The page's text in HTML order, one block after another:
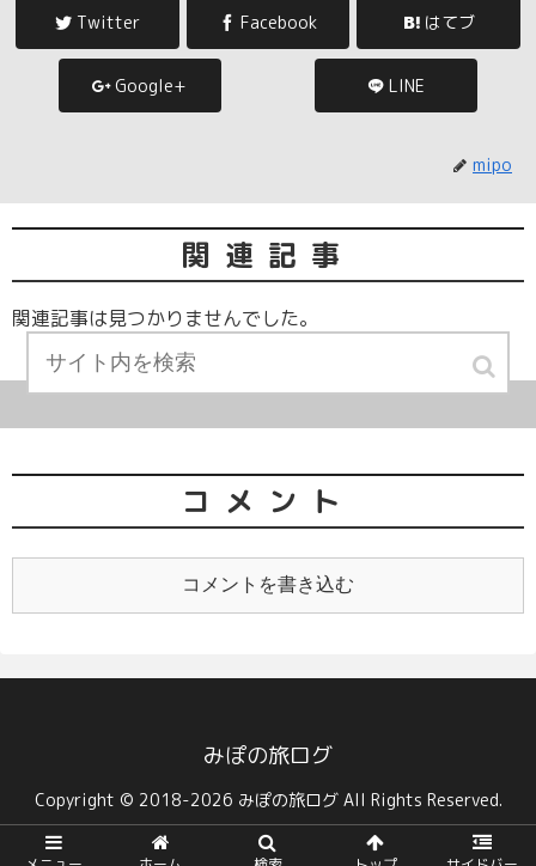
Twitter Facebook はてブ
Google+ LINE
mipo
関連記事
関連記事は見つかりませんでした。
コメント
コメントを書き込む
みぽの旅ログ
Copyright © 2018-2026 みぽの旅ログ All Rights Reserved.